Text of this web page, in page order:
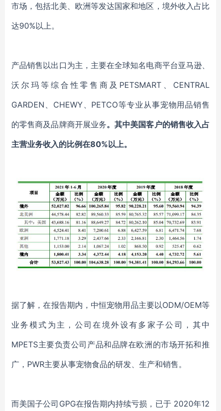
市场，包括北美、欧洲等发达国家和地区 ， 境外收入占比
达90%以上 。
产品销售以出口为主，主要在全球知名电商平台亚马逊、
沃尔玛等综合性零售商及 PETSMART、CENTRAL
GARDEN、CHEWY、PETCO等专业从事宠物用品销售
的零售商及品牌商开展业务。其中美国客户的销售收入占
主营业务收入的比例在80%以上。
据了解，在报告期内， 中恒宠物用品主要以ODM/OEM等
业务模式为主，公司在境外设有多家子公司， 其中
MPETS主要负责公司产品和品牌在欧洲的市场开拓和推
广，PWR主要从事宠物食品的研发、生产和销售。
而美国子公司 GPG在报告期内持续亏损，已于 2020年12